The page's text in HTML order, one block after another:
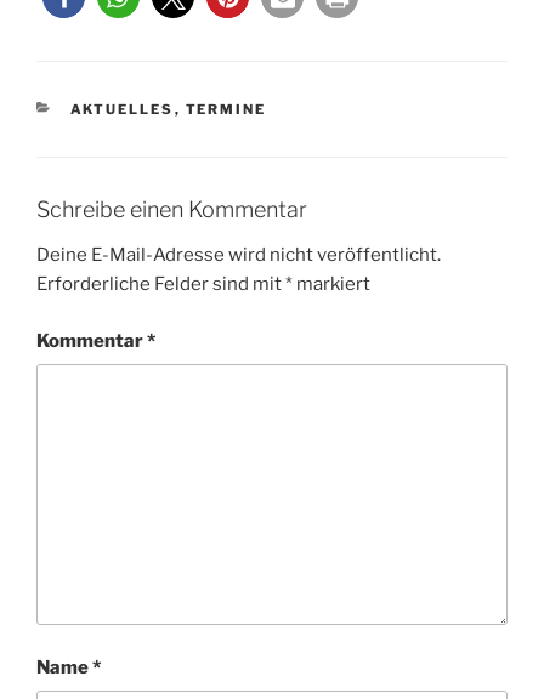
KATEGORIEN
AKTUELLES , TERMINE
Schreibe einen Kommentar
Deine E-Mail-Adresse wird nicht veröffentlicht.
Erforderliche Felder sind mit* markiert
Kommentar*
Name*